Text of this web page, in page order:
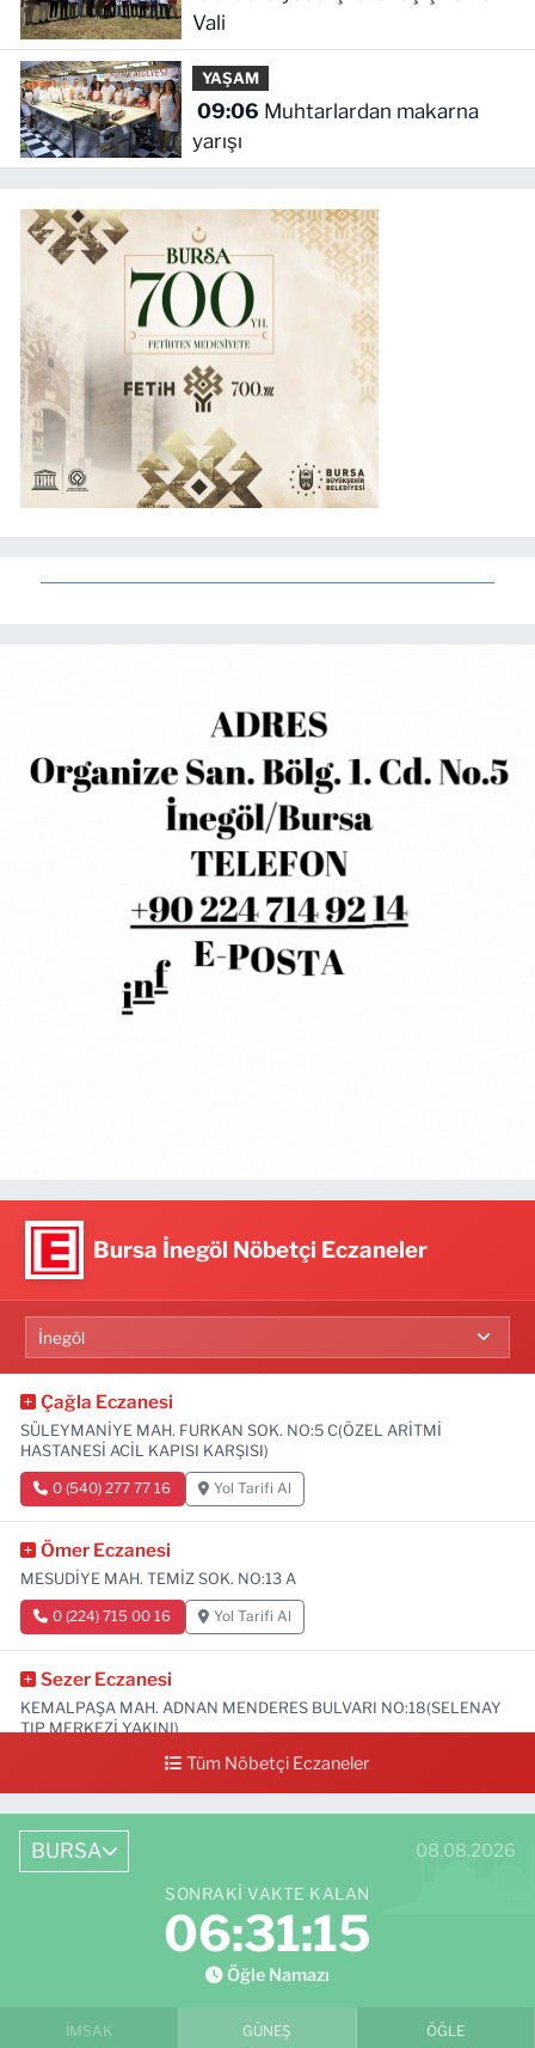
Vali
YAŞAM
09:06
yarışı
Bursa İnegöl Nöbetçi Eczaneler
Çağla Eczanesi
SÜLEYMANİYE MAH. FURKAN SOK. NO:5 C(ÖZEL ARİTMİ
HASTANESİ ACİL KAPISI KARŞISI)
0 (540) 277 77 16 Yol Tarifi Al
Ömer Eczanesi
MESUDİYE MAH. TEMİZ SOK. NO:13 A
0 (224) 715 00 16 Yol Tarifi Al
Sezer Eczanesi
KEMALPAŞA MAH. ADNAN MENDERES BULVARI NO:18(SELENAY
TIP MERKEZİ YAKINI)
0 (224) 711 64 49 Yol Tarifi Al
Tüm Nöbetçi Eczaneler
BURSA 08.08.2026
SONRAKI VAKTE KALAN
06:31:14
Öğle Namazı
İMSAK GÜNEŞ ÖĞLE